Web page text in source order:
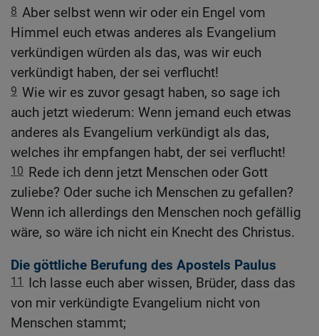
8 Aber selbst wenn wir oder ein Engel vom
Himmel euch etwas anderes als Evangelium
verkündigen würden als das, was wir euch
verkündigt haben, der sei verflucht!
9 Wie wir es zuvor gesagt haben, so sage ich
auch jetzt wiederum: Wenn jemand euch etwas
anderes als Evangelium verkündigt als das,
welches ihr empfangen habt, der sei verflucht!
10 Rede ich denn jetzt Menschen oder Gott
zuliebe? Oder suche ich Menschen zu gefallen?
Wenn ich allerdings den Menschen noch gefällig
wäre, so wäre ich nicht ein Knecht des Christus.
Die göttliche Berufung des Apostels Paulus
11 Ich lasse euch aber wissen, Brüder, dass das
von mir verkündigte Evangelium nicht von
Menschen stammt;